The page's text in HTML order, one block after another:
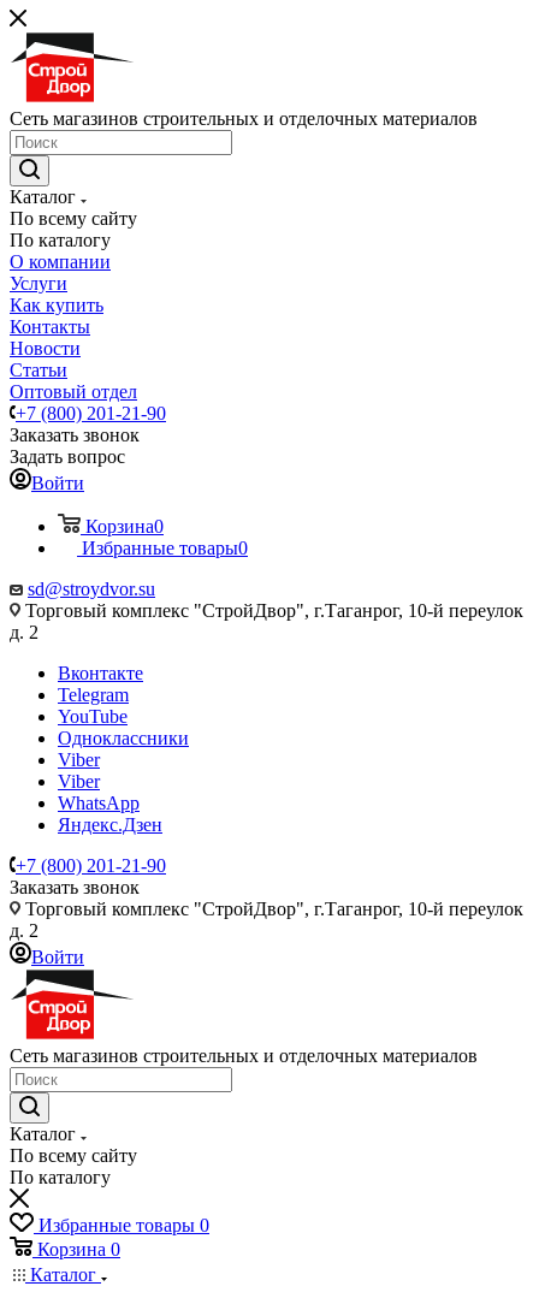
Сеть магазинов строительных и отделочных материалов
Каталог
По всему сайту
По каталогу
О компании
Услуги
Как купить
Контакты
Новости
Статьи
Оптовый отдел
+7 (800) 201-21-90
Заказать звонок
Задать вопрос
Войти
Корзина0
Избранные товары0
sd@stroydvor.su
Торговый комплекс "СтройДвор", г.Таганрог, 10-й переулок
д. 2
Вконтакте
Telegram
YouTube
Одноклассники
Viber
Viber
WhatsApp
Яндекс.Дзен
+7 (800) 201-21-90
Заказать звонок
Торговый комплекс "СтройДвор", г.Таганрог, 10-й переулок
д. 2
Войти
Сеть магазинов строительных и отделочных материалов
Каталог
По всему сайту
По каталогу
Избранные товары 0
Корзина 0
Каталог